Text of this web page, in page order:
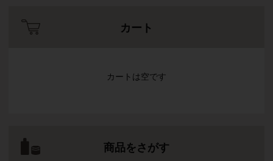
カート
カートは空です
商品をさがす